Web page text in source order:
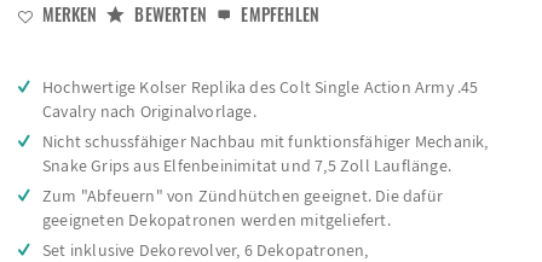
MERKEN BEWERTEN EMPFEHLEN
Hochwertige Kolser Replika des Colt Single Action Army .45
Cavalry nach Originalvorlage.
Nicht schussfähiger Nachbau mit funktionsfähiger Mechanik,
Snake Grips aus Elfenbeinimitat und 7,5 Zoll Lauflänge.
Zum "Abfeuern" von Zündhütchen geeignet. Die dafür
geeigneten Dekopatronen werden mitgeliefert.
Set inklusive Dekorevolver, 6 Dekopatronen,